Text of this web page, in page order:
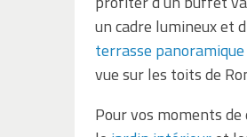
un cadre lumineux et
terrasse panoramique
vue sur les toits de
Pour vos moments